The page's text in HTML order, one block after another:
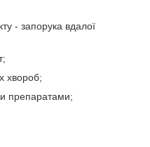
- запорука вдалої
хвороб;
препаратами;